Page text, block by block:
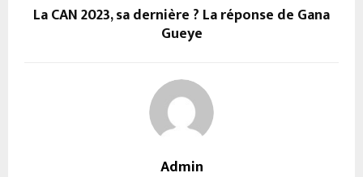
La CAN 2023, sa dernière ? La réponse de Gana
Gueye
Admin